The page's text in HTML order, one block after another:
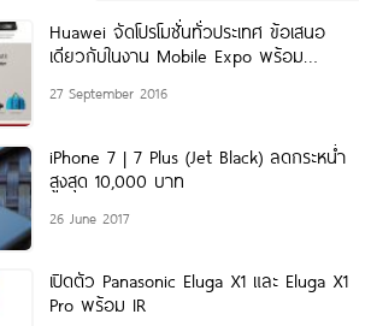
Huawei จัดโปรโมชั่นทั่วประเทศ ข้อเสนอ
เดียวกับในงาน Mobile Expo พร้อม
27 September 2016
iPhone 7 | 7 Plus (Jet Black) ลดกระหน่ำ
สูงสุด 10,000 บาท
26 June 2017
เปิดตัว Panasonic Eluga X1 และ Eluga X1
Pro พร้อม IR